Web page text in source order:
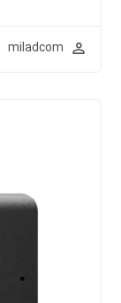
miladcom